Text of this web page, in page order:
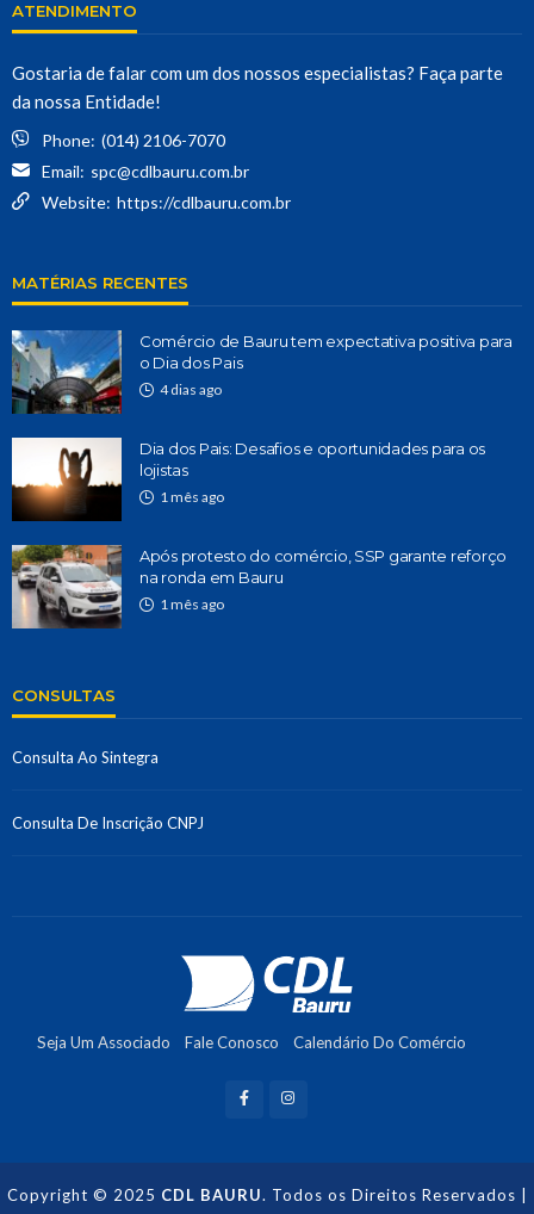
ATENDIMENTO
Gostaria de falar com um dos nossos especialistas? Faça parte
da nossa Entidade!
Phone: (014) 2106-7070
Email: spc@cdlbauru.com.br
Website: https://cdlbauru.com.br
MATÉRIAS RECENTES
Comércio de Bauru tem expectativa positiva para
o Dia dos Pais
4 dias ago
Dia dos Pais: Desafios e oportunidades para os
lojistas
1 mês ago
Após protesto do comércio, SSP garante reforço
na ronda em Bauru
1 mês ago
CONSULTAS
Consulta Ao Sintegra
Consulta De Inscrição CNPJ
Seja Um Associado Fale Conosco Calendário Do Comércio
Copyright © 2025 CDL BAURU. Todos os Direitos Reservados |